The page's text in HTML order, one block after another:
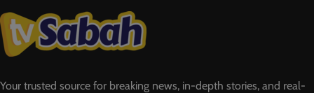
Your trusted source for breaking news, in-depth stories, and real-